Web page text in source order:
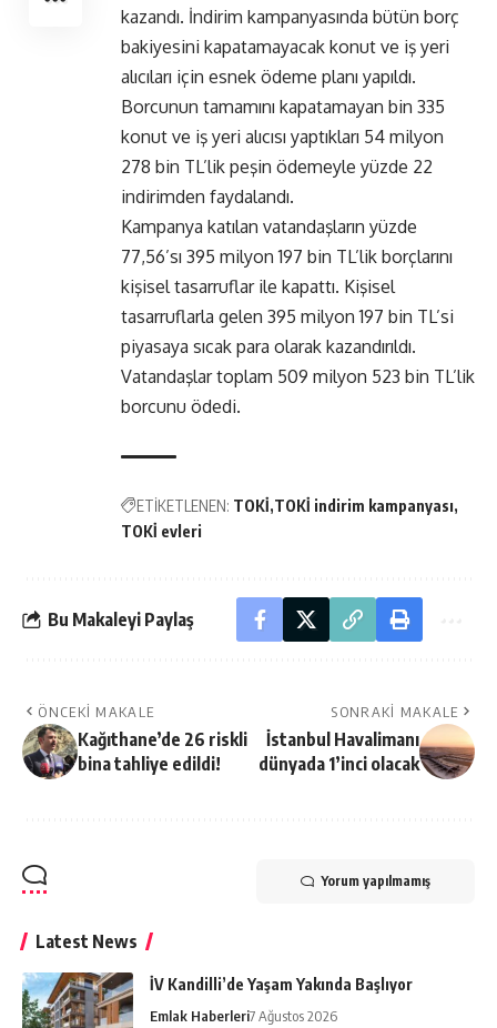
kazandı. İndirim kampanyasında bütün borç
bakiyesini kapatamayacak konut ve iş yeri
alıcıları için esnek ödeme planı yapıldı.
Borcunun tamamını kapatamayan bin 335
konut ve iş yeri alıcısı yaptıkları 54 milyon
278 bin TL’lik peşin ödemeyle yüzde 22
indirimden faydalandı.
Kampanya katılan vatandaşların yüzde
77,56’sı 395 milyon 197 bin TL’lik borçlarını
kişisel tasarruflar ile kapattı. Kişisel
tasarruflarla gelen 395 milyon 197 bin TL’si
piyasaya sıcak para olarak kazandırıldı.
Vatandaşlar toplam 509 milyon 523 bin TL’lik
borcunu ödedi.
ETİKETLENEN: TOKİ TOKİ indirim kampanyası
TOKİ evleri
Bu Makaleyi Paylaş
ÖNCEKI MAKALE
Kağıthane’de 26 riskli
bina tahliye edildi!
SONRAKI MAKALE
İstanbul Havalimanı
dünyada 1’inci olacak
Yorum yapılmamış
Latest News
İV Kandilli’de Yaşam Yakında Başlıyor
Emlak Haberleri7 Ağustos 2026